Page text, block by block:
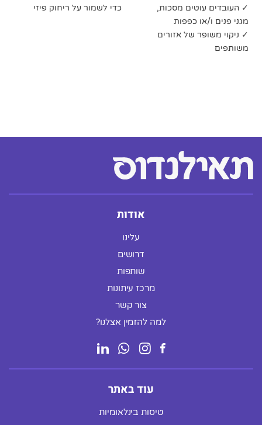
✓ העובדים עוטים מסכות,
מגני פנים ו/או כפפות
✓ ניקוי משופר של אזורים
משותפים
כדי לשמור על ריחוק פיזי
אודות
עלינו
דרושים
שותפות
מרכז עיתונות
צור קשר
למה להזמין אצלנו?
עוד באתר
טיסות בינלאומיות